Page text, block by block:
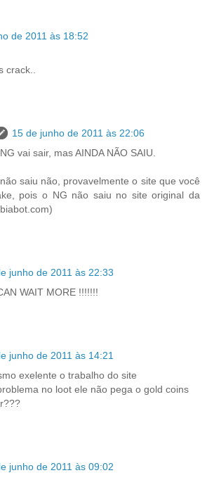
de 2011 às 18:52
crack..
15 de junho de 2011 às 22:06
vai sair, mas AINDA NÃO SAIU.
saiu não, provavelmente o site que você
pois o NG não saiu no site original da
junho de 2011 às 22:33
WAIT MORE !!!!!!!
junho de 2011 às 14:21
exelente o trabalho do site
no loot ele não pega o gold coins
junho de 2011 às 09:02